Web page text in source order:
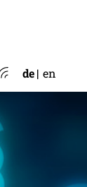
de en